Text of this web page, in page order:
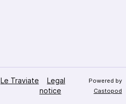
Le Traviate
Legal
notice
Powered by
Castopod